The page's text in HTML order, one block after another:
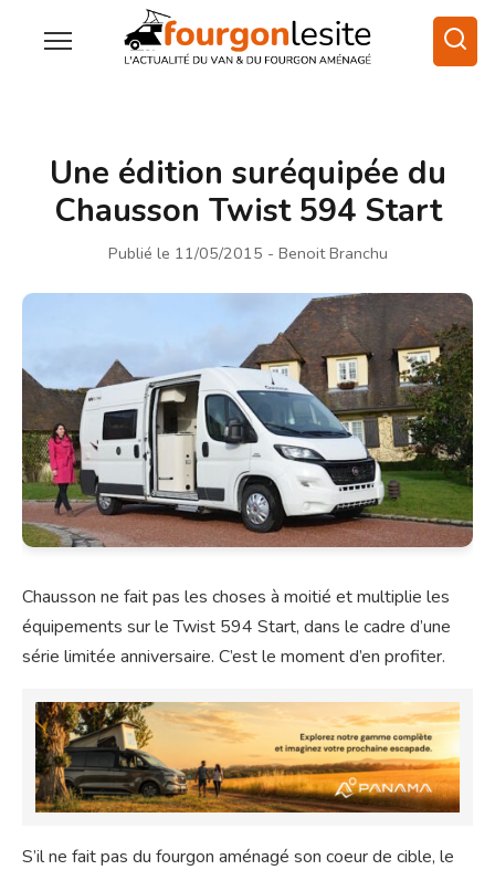
Une édition suréquipée du
Chausson Twist 594 Start
Publié le 11/05/2015 - Benoit Branchu
Chausson ne fait pas les choses à moitié et multiplie les
équipements sur le Twist 594 Start, dans le cadre d’une
série limitée anniversaire. C’est le moment d’en profiter.
S’il ne fait pas du fourgon aménagé son coeur de cible, le